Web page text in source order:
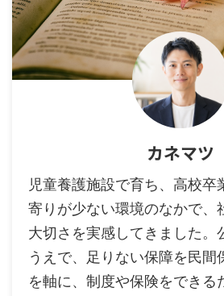
カネマツ
児童養護施設で育ち、高校卒
寄りが少ない環境のなかで、
大切さを実感してきました。
うえで、足りない保障を民間
を軸に、制度や保険をできる